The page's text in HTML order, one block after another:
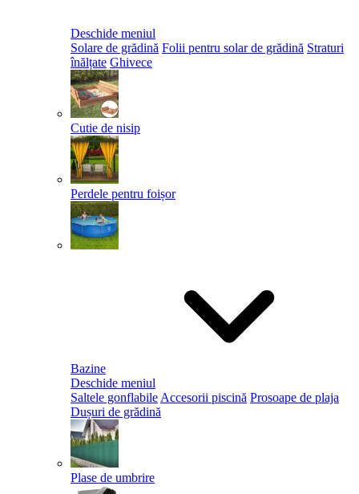
Deschide meniul
Solare de grădină Folii pentru solar de grădină Straturi
înălțate Ghivece
Cutie de nisip
Perdele pentru foișor
Bazine
Deschide meniul
Saltele gonflabile Accesorii piscină Prosoape de plaja
Dușuri de grădină
Plase de umbrire